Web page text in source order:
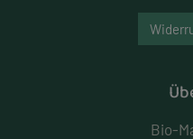
Bio-